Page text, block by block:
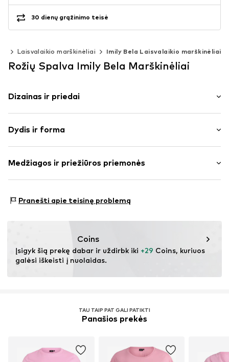
30 dienų grąžinimo teisė
Laisvalaikio marškinėliai Imily Bela Laisvalaikio marškinėliai
Rožių Spalva Imily Bela Marškinėliai
Dizainas ir priedai
plonas trikotažas
Apskrita kaklo iškirptė
Dygsniuotas apvadas / kraštas
Dydis ir forma
Ilgis: Ilgas modelis
Pritaikomumas: Įprastas prigludimas
Dydžių lentelė
Medžiagos ir priežiūros priemonės
Elastanas
Pranešti apie teisinę problemą
Coins
Įsigyk šią prekę dabar ir uždirbk iki +29 Coins, kuriuos
galėsi iškeisti į nuolaidas.
TAU TAIP PAT GALI PATIKTI
Panašios prekės